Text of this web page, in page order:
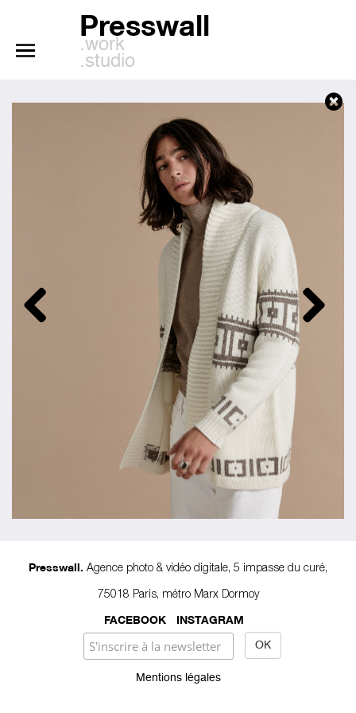
Presswall
.work
.studio
Presswall.
Agence photo & vidéo digitale, 5 impasse du curé,
75018 Paris, métro Marx Dormoy
FACEBOOK INSTAGRAM
Mentions légales